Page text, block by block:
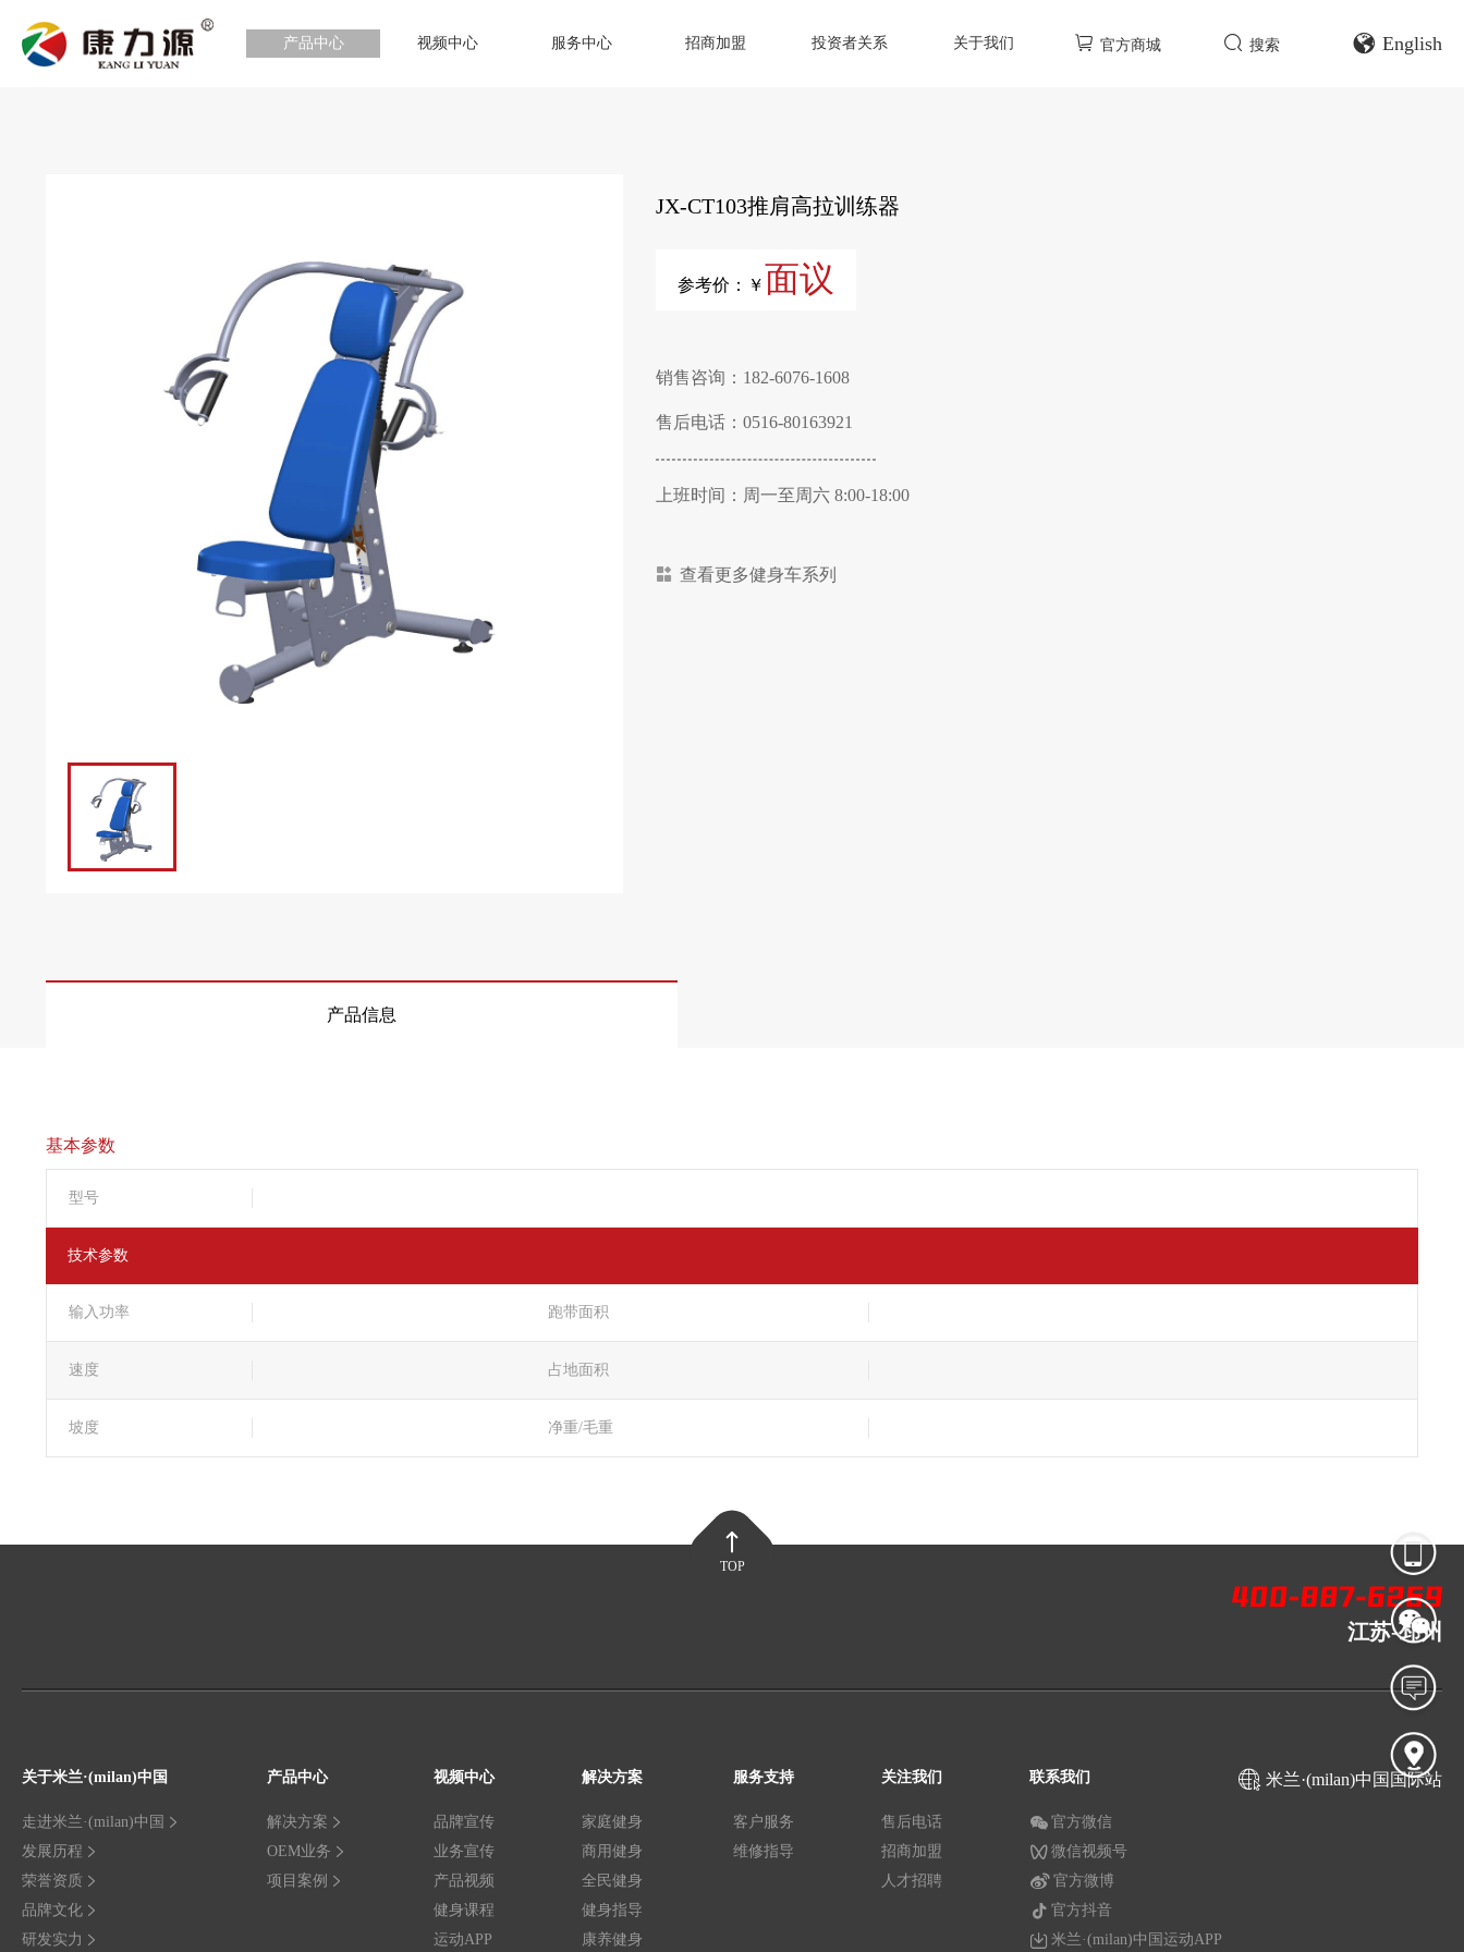
产品中心 视频中心 服务中心 招商加盟 投资者关系 关于我们 官方商城 搜索 English
JX-CT103推肩高拉训练器
参考价：￥面议
销售咨询：182-6076-1608
售后电话：0516-80163921
上班时间：周一至周六 8:00-18:00
查看更多健身车系列
产品信息
基本参数
型号
技术参数
输入功率 跑带面积
速度 占地面积
坡度 净重/毛重
TOP
江苏-邳州
关于米兰·(milan)中国
走进米兰·(milan)中国
发展历程
荣誉资质
品牌文化
研发实力
产品中心
解决方案
OEM业务
项目案例
视频中心
品牌宣传
业务宣传
产品视频
健身课程
运动APP
解决方案
家庭健身
商用健身
全民健身
健身指导
康养健身
服务支持
客户服务
维修指导
关注我们
售后电话
招商加盟
人才招聘
联系我们
官方微信
微信视频号
官方微博
官方抖音
米兰·(milan)中国运动APP
米兰·(milan)中国国际站